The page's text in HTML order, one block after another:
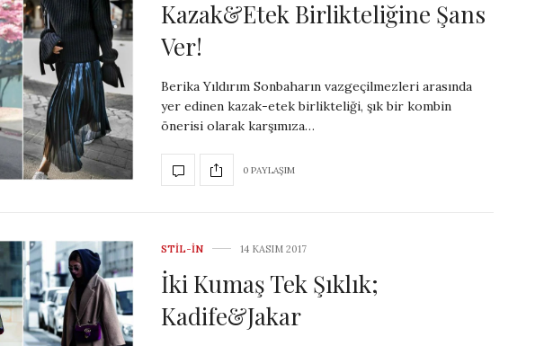
Kazak&Etek Birlikteliğine Şans
Ver!
Berika Yıldırım Sonbaharın vazgeçilmezleri arasında
yer edinen kazak-etek birlikteliği, şık bir kombin
önerisi olarak karşımıza…
0 PAYLAŞIM
STIL-IN 14 KASIM 2017
İki Kumaş Tek Şıklık;
Kadife&Jakar